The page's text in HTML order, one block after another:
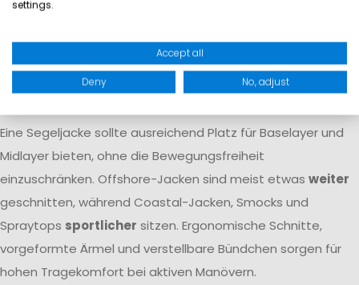
Atmungsaktivität dafür, dass Feuchtigkeit von innen nach
außen transportiert wird. Nur das Zusammenspiel beider
Eigenschaftengarantiert langfristigen Komfortauf dem
Eine Segeljacke sollte ausreichend Platz für Baselayer und
Midlayer bieten, ohne die Bewegungsfreiheit
einzuschränken. Offshore-Jacken sind meist etwas weiter
geschnitten, während Coastal-Jacken, Smocks und
Spraytops sportlicher sitzen. Ergonomische Schnitte,
vorgeformte Ärmel und verstellbare Bündchen sorgen für
hohen Tragekomfort bei aktiven Manövern.
settings.
Accept all
Deny No, adjust